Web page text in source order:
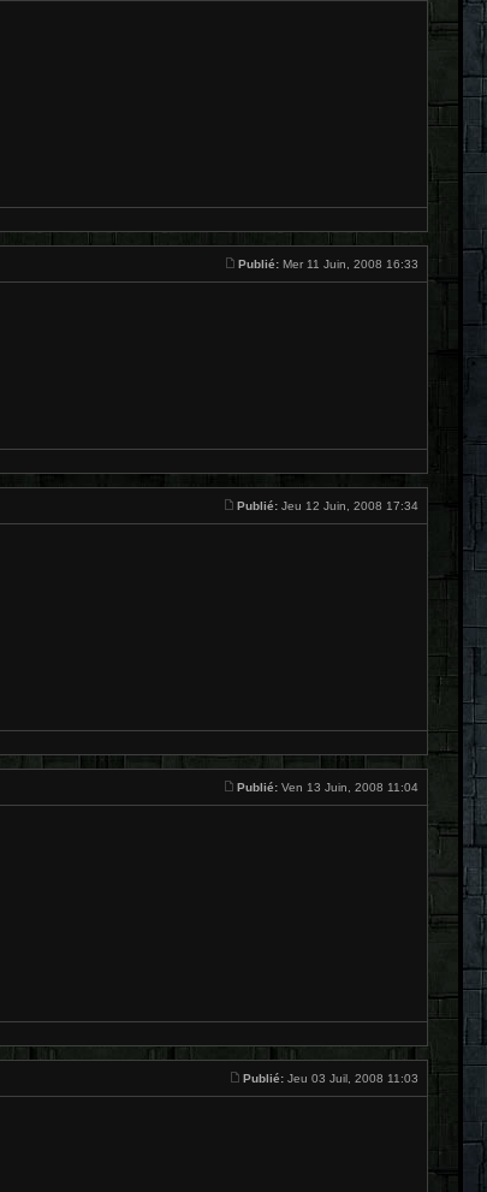
Publié: Mer 11 Juin, 2008 16:33
Publié: Jeu 12 Juin, 2008 17:34
Publié: Ven 13 Juin, 2008 11:04
Publié: Jeu 03 Juil, 2008 11:03